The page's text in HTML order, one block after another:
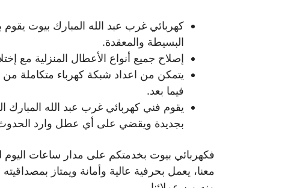
كهربائي غرب عبد الله المبارك بيوت
البسيطة والمعقدة.
إصلاح جميع أنواع الأعطال المنزلية مع
يتمكن من اعداد شبكة كهرباء متكاملة من
فيما بعد.
يقوم فني كهربائي غرب عبد الله المبارك
بجديدة ويقضي على أي عطل وارد الحدوث
فكهربائي بيوت بخدمتكم على مدار ساعات
معنا، يعمل بحرفية عالية وأمانة ويمتاز